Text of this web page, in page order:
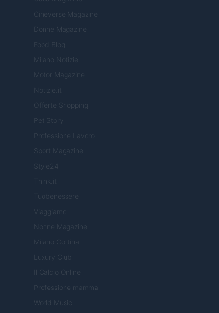
Cineverse Magazine
Donne Magazine
Food Blog
Milano Notizie
Motor Magazine
Notizie.it
Offerte Shopping
Pet Story
Professione Lavoro
Sport Magazine
Style24
Think.it
Tuobenessere
Viaggiamo
Nonne Magazine
Milano Cortina
Luxury Club
Il Calcio Online
Professione mamma
World Music